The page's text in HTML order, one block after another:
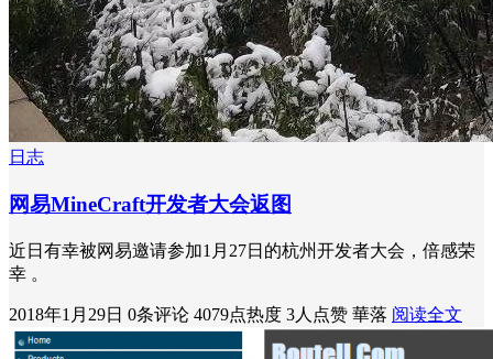
日志
网易MineCraft开发者大会返图
近日有幸被网易邀请参加1月27日的杭州开发者大会，倍感荣
幸 。
2018年1月29日 0条评论 4079点热度 3人点赞 華落 阅读全文